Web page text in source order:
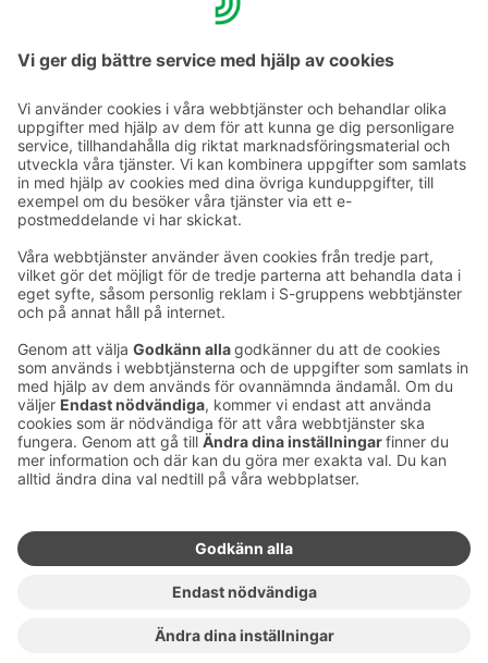
Kymmenedalen erbjuder rikligt med ytterligare
Ta kontakt
Kontaktuppgifter till hotellen
Feedback
Ge feedback
Sokos Hotels nyhetsbrev
nyhetsbrev
Du får Sokos Hotellens senaste
förmåner och nyheter till din e-
post varje månad.
Utmärkelser och certifikat
Sokos Hotels i sociala medier
Sokos
Hotels på
Sokos
Hotels på
Sokos
Hotels
på
Sokos
Hotels i
Linkedin